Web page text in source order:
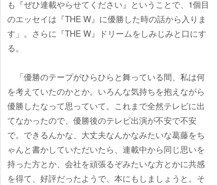
も『ぜひ連載やらせてください』ということで、1個目
のエッセイは『THE W』に優勝した時の話から入りま
す」。さらに『THE W』ドリームをしみじみと口にす
る。
「優勝のテープがひらひらと舞っている間、私は何
を考えていたのかとか。いろんな気持ちを抱えながら
優勝したなって思っていて。これまで全然テレビに出
てなかったので、優勝後のテレビ出演が不安で不安
で。できるんかな、大丈夫なんかなみたいな葛藤をち
ゃんと書かしていただいたら、連載中から同じ思いを
持った方とか、会社を頑張るぞみたいな方とかに共感
を得て、好評だったようで、本にもしましょうと。そ